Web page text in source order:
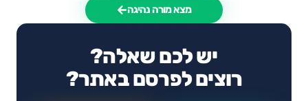
מצא מורה נהיגה
יש לכם שאלה?
רוצים לפרסם באתר?